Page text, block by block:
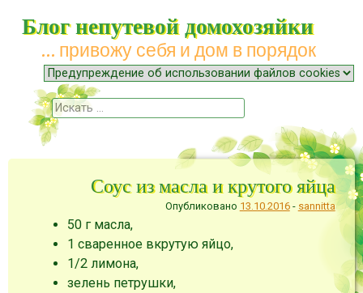
Блог непутевой домохозяйки
… привожу себя и дом в порядок
Меню
Наверх
Поиск
Соус из масла и крутого яйца
Опубликовано 13.10.2016- sannitta
50 г масла,
1 сваренное вкрутую яйцо,
1/2 лимона,
зелень петрушки,